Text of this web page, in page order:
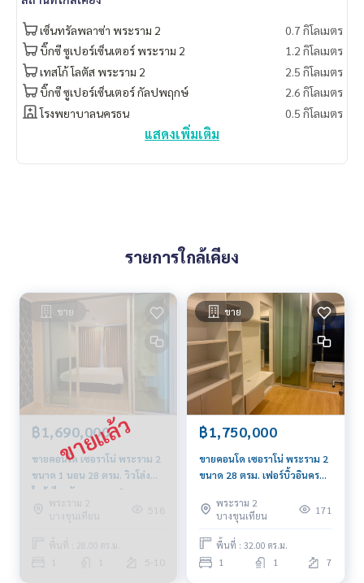
- โรงพยาบาล พระราม2 2.4 กม.
- โรงพยาบาลบางมด 3.2 กม.
- โรงพยาบาลบางประกอก 8 4.1 กม.
สิ่งอำนวยความสะดวกในโครงการ :
- สระว่ายน้ำ (Infinity Edge Pool)
- ฟิตเนส
- ห้องสมุด, Wi-Fi Internet บริเวณ Lobby
- รปภ., กล้องวงจรปิดโครงการ
***
M:089-175-6462| E:BlueConnectProperty@gmail.com
Website : www.BlueConnectGroup.com
Facebook FanPage: @BlueConnectProperty
เซ็นทรัลพลาซ่า พระราม 2
0.7 กิโลเมตร
บิ๊กซี ซูเปอร์เซ็นเตอร์ พระราม 2
1.2 กิโลเมตร
เทสโก้ โลตัส พระราม 2
2.5 กิโลเมตร
บิ๊กซี ซูเปอร์เซ็นเตอร์ กัลปพฤกษ์
2.6 กิโลเมตร
โรงพยาบาลนครธน
0.5 กิโลเมตร
แสดงเพิ่มเติม
รายการใกล้เคียง
ขาย
฿1,690,000
ขายคอนโด เซอราโน่ พระราม 2
ขนาด 1 นอน 28 ตรม. วิวโล่ง
ใกล้เซ็ลทรัล พระราม 2
พระราม 2
บางขุนเทียน
518
พื้นที่ : 28.00 ตร.ม.
5-10
ขาย
฿1,750,000
ขายคอนโด เซอราโน่ พระราม 2
ขนาด 28 ตรม. เฟอร์บิ้วอินครบ
พระราม 2
บางขุนเทียน
171
พื้นที่ : 32.00 ตร.ม.
1 1 7